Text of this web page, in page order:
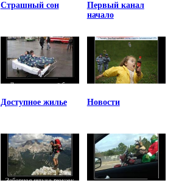
Страшный сон
Первый канал
начало
Доступное жилье Новости